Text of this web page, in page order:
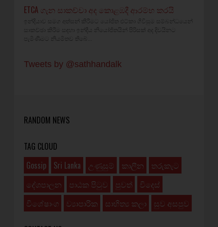
ETCA ගැන සාකච්චා අද කොළඹදී ආරම්භ කරයි
ඉන්දියාව සමග අත්සන් කිරීමට යෝජිත එට්කා ගිවිසුම සම්බන්ධයෙන්
සාකච්ඡා කිරීම සඳහා ඉන්දීය නියෝජිතයින් පිරිසක් අද දිවයිනට
පැමිණීමට නියමිතව තිබේ...
Tweets by @sathhandalk
RANDOM NEWS
TAG CLOUD
Gossip
Sri Lanka උණුසුම් කාලීන
තරුකැට
දේශපාලන
පාඨක පිටුව පුවත්
විදෙස්
විශේෂාංග
ව්‍යාපාරික සාහිත්‍ය කලා සුව අසපුව